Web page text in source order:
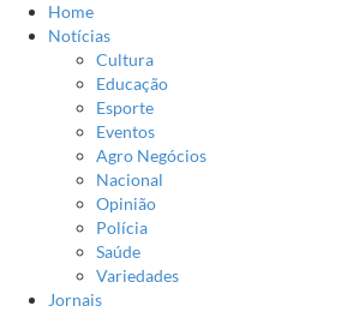
Home
Notícias
Cultura
Educação
Esporte
Eventos
Agro Negócios
Nacional
Opinião
Polícia
Saúde
Variedades
Jornais